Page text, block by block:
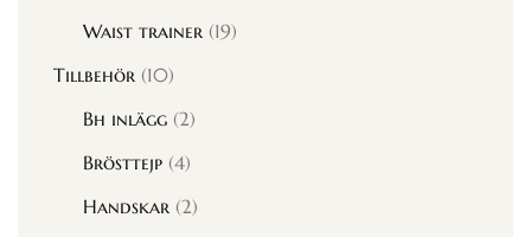
Waist trainer (19)
Tillbehör (10)
Bh inlägg (2)
Brösttejp (4)
Handskar (2)